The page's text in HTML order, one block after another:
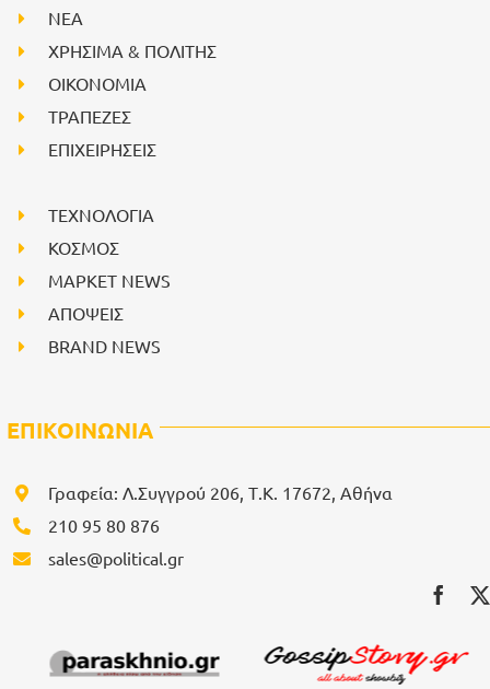
NEA
ΧΡΗΣΙΜΑ & ΠΟΛΙΤΗΣ
ΟΙΚΟΝΟΜΙΑ
ΤΡΑΠΕΖΕΣ
ΕΠΙΧΕΙΡΗΣΕΙΣ
ΤΕΧΝΟΛΟΓΙΑ
ΚΟΣΜΟΣ
ΜΑΡΚΕΤ NEWS
ΑΠΟΨΕΙΣ
BRAND NEWS
ΕΠΙΚΟΙΝΩΝΙΑ
Γραφεία: Λ.Συγγρού 206, Τ.Κ. 17672, Αθήνα
210 95 80 876
sales@political.gr